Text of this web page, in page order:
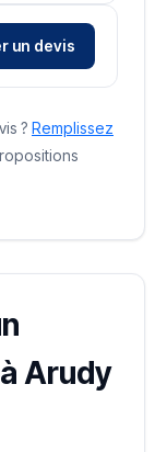
un devis
? Remplissez
Arudy